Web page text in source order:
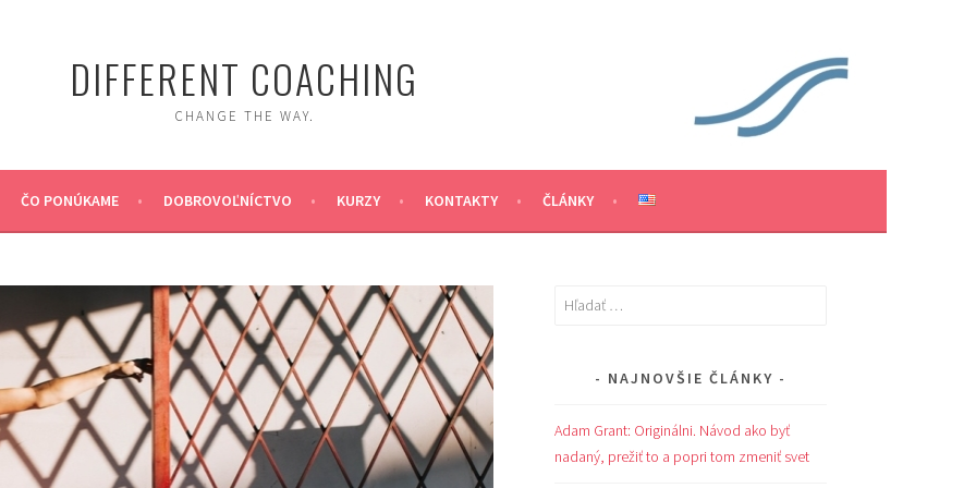
DIFFERENT COACHING
CHANGE THE WAY.
ČO PONÚKAME DOBROVOĽNÍCTVO KURZY KONTAKTY ČLÁNKY
Hľadať:
NAJNOVŠIE ČLÁNKY
Adam Grant: Originálni. Návod ako byť
nadaný, prežiť to a popri tom zmeniť svet